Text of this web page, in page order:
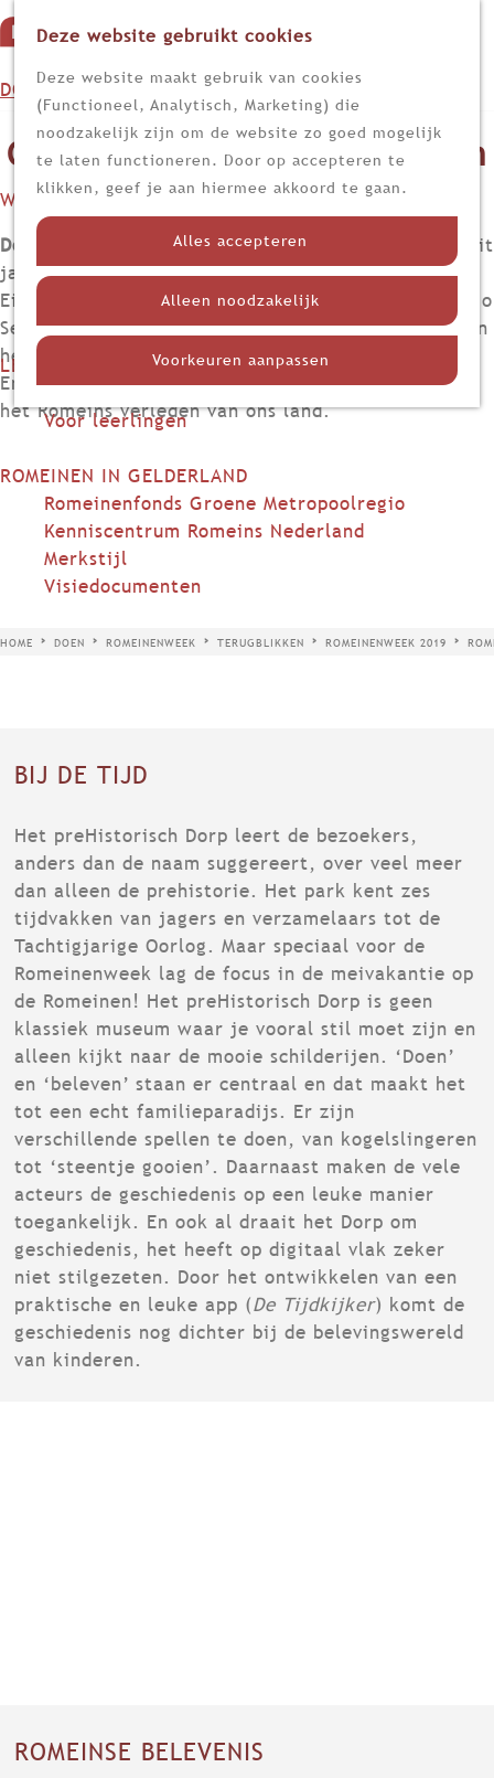
Deze website gebruikt cookies
Deze website maakt gebruik van cookies
(Functioneel, Analytisch, Marketing) die
noodzakelijk zijn om de website zo goed mogelijk
te laten functioneren. Door op accepteren te
klikken, geef je aan hiermee akkoord te gaan.
Alles accepteren
Alleen noodzakelijk
Voorkeuren aanpassen
G
n
a
d
e
h
o
m
e
p
a
e
n
u
Z
o
e
k
e
n
DOEN
Op stap
Kijk, lees en luister
WETEN
Nederland in de Romeinse tijd
Themadossiers
LEREN
Voor docenten
Voor leerlingen
ROMEINEN IN GELDERLAND
Romeinenfonds Groene Metropoolregio
Kenniscentrum Romeins Nederland
Merkstijl
Visiedocumenten
HOME DOEN ROMEINENWEEK TERUGBLIKKEN ROMEINENWEEK 2019
Oog in oog met de Romeinen
Door Elmar van de Ree - De Romeinenweek begon dit
jaar al vroeg in het preHistorisch Dorp te
Eindhoven. De troepen van re-enactmentgroep Legio
Secunda Augusta sloegen op 28 april hun kamp op in
het Dorp en maakten een week lang de dienst uit.
En zo kwamen bezoekers letterlijk oog in oog met
het Romeins verleden van ons land.
BIJ DE TIJD
Het preHistorisch Dorp leert de bezoekers,
anders dan de naam suggereert, over veel meer
dan alleen de prehistorie. Het park kent zes
tijdvakken van jagers en verzamelaars tot de
Tachtigjarige Oorlog. Maar speciaal voor de
Romeinenweek lag de focus in de meivakantie op
de Romeinen! Het preHistorisch Dorp is geen
klassiek museum waar je vooral stil moet zijn en
alleen kijkt naar de mooie schilderijen. ‘Doen’
en ‘beleven’ staan er centraal en dat maakt het
tot een echt familieparadijs. Er zijn
verschillende spellen te doen, van kogelslingeren
tot ‘steentje gooien’. Daarnaast maken de vele
acteurs de geschiedenis op een leuke manier
toegankelijk. En ook al draait het Dorp om
geschiedenis, het heeft op digitaal vlak zeker
niet stilgezeten. Door het ontwikkelen van een
praktische en leuke app (De Tijdkijker) komt de
geschiedenis nog dichter bij de belevingswereld
van kinderen.
ROMEINSE BELEVENIS